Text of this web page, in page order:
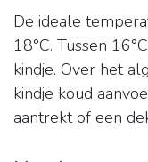
De ideale
18°C. Tussen
kindje. Over het
kindje koud
aantrekt of een